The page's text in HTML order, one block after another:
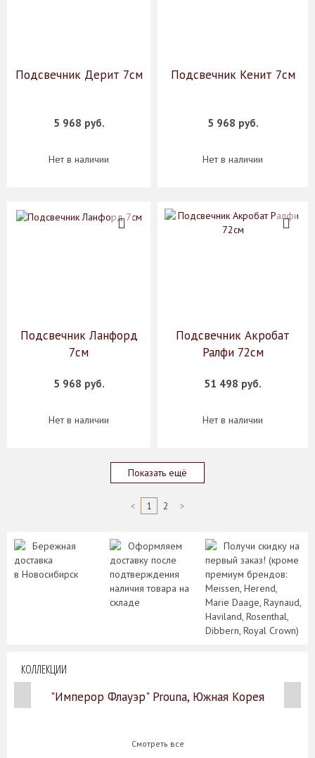
Подсвечник Дерит 7см
5 968 руб.
Нет в наличии
Подсвечник Кенит 7см
5 968 руб.
Нет в наличии
Подсвечник Ланфорд
7см
5 968 руб.
Нет в наличии
Подсвечник Акробат
Ралфи 72см
51 498 руб.
Нет в наличии
Показать ещё
< 1 2 >
Бережная
доставка
в Новосибирск
Оформляем
доставку после
подтверждения
наличия товара на
складе
Получи скидку на
первый заказ! (кроме
премиум брендов:
Meissen, Herend,
Marie Daage, Raynaud,
Haviland, Rosenthal,
Dibbern, Royal Crown)
КОЛЛЕКЦИИ
"Имперор Флауэр" Prouna, Южная Корея
Смотреть все